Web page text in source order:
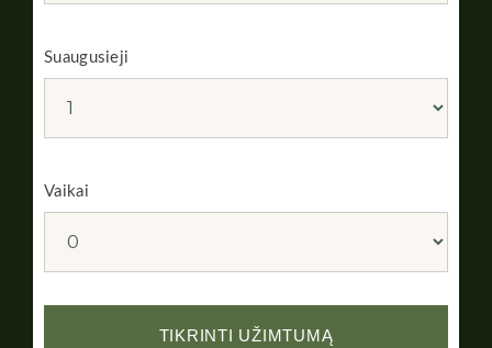
Suaugusieji
Vaikai